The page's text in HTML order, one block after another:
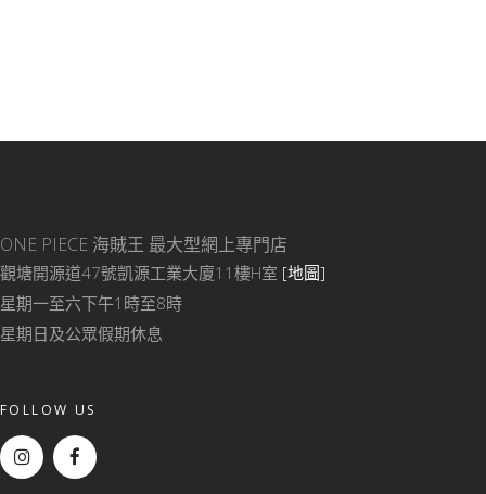
ONE PIECE 海賊王 最大型網上專門店
觀塘開源道47號凱源工業大廈11樓H室 [地圖]
星期一至六下午1時至8時
星期日及公眾假期休息
FOLLOW US